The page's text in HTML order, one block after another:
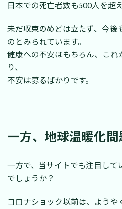
日本での死亡者数も500人を超え
未だ収束のめどは立たず、今後
のとみられています。
健康への不安はもちろん、これ
り、
不安は募るばかりです。
一方、地球温暖化問
一方で、当サイトでも注目して
でしょうか？
コロナショック以前は、ようや